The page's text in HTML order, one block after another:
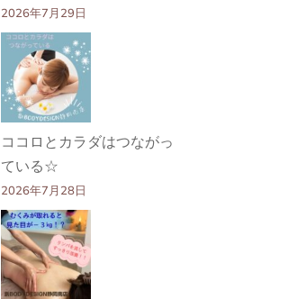
2026年7月29日
ココロとカラダはつながっ
ている☆
2026年7月28日